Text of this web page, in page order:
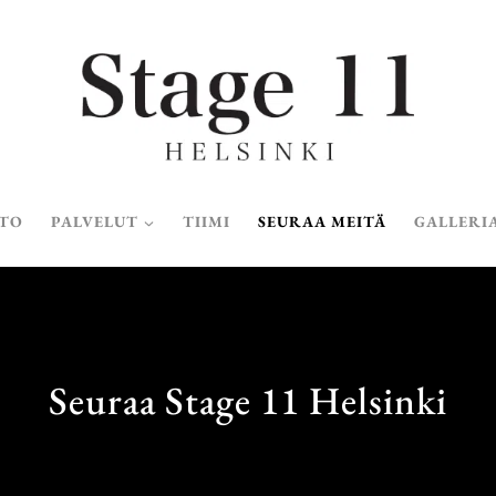
PALVELUT TIIMI SEURAA MEITÄ
Seuraa Stage 11 Helsinki